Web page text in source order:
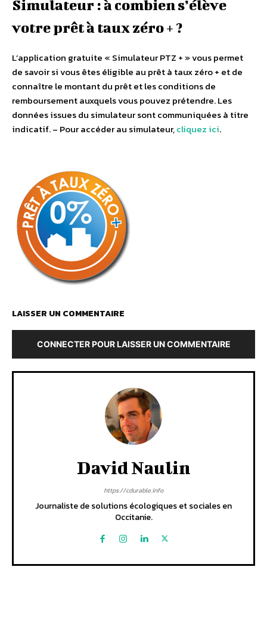
Simulateur : à combien s’élève
votre prêt à taux zéro + ?
L’application gratuite « Simulateur PTZ + » vous permet
de savoir si vous êtes éligible au prêt à taux zéro + et de
connaître le montant du prêt et les conditions de
remboursement auxquels vous pouvez prétendre. Les
données issues du simulateur sont communiquées à titre
indicatif. – Pour accéder au simulateur,cliquez ici.
LAISSER UN COMMENTAIRE
CONNECTER POUR LAISSER UN COMMENTAIRE
David Naulin
https://cdurable.info
Journaliste de solutions écologiques et sociales en
Occitanie.